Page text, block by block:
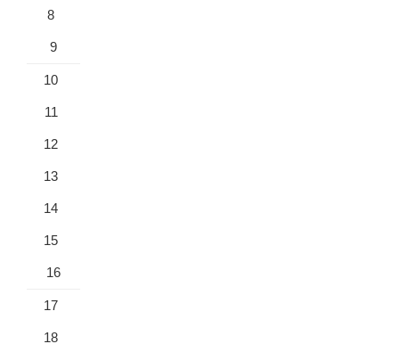
8
9
10
11
12
13
14
15
16
17
18